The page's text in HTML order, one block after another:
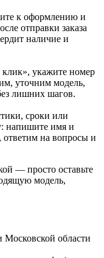
к оформлению и
отправки заказа
наличие и
укажите номер
уточним модель,
лишних шагов.
сроки или
напишите имя и
на вопросы и
— просто оставьте
модель,
области